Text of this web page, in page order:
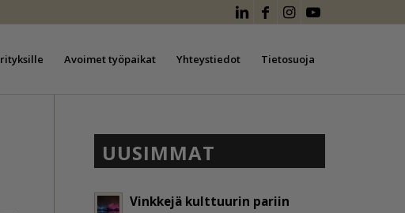
Avoimet työpaikat Yhteystiedot Tietosuoja
UUSIMMAT
Vinkkejä kulttuurin pariin